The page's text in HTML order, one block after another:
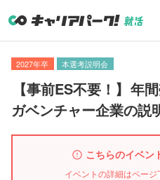
2027年卒 本選考説明会
【事前ES不要！ 】 年
ガベンチャー企業の説
こちらのイベン
イベントの詳細はページ